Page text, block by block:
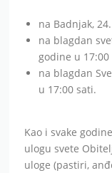
na Badnjak,
na blagdan
godine u 17:00
na blagdan
u 17:00 sati.
Kao i svake
ulogu svete
uloge (pastiri,